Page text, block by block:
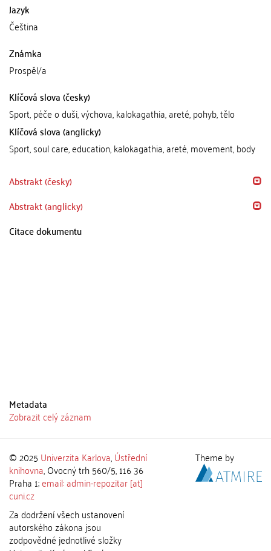
Jazyk
Čeština
Známka
Prospěl/a
Klíčová slova (česky)
Sport, péče o duši, výchova, kalokagathia, areté, pohyb, tělo
Klíčová slova (anglicky)
Sport, soul care, education, kalokagathia, areté, movement, body
Abstrakt (česky)
Abstrakt (anglicky)
Citace dokumentu
Metadata
Zobrazit celý záznam
© 2025 Univerzita Karlova,Ústřední
knihovna, Ovocný trh 560/5, 116 36
Praha 1;email: admin-repozitar [at]
cuni.cz
Za dodržení všech ustanovení
autorského zákona jsou
zodpovědné jednotlivé složky
Theme by